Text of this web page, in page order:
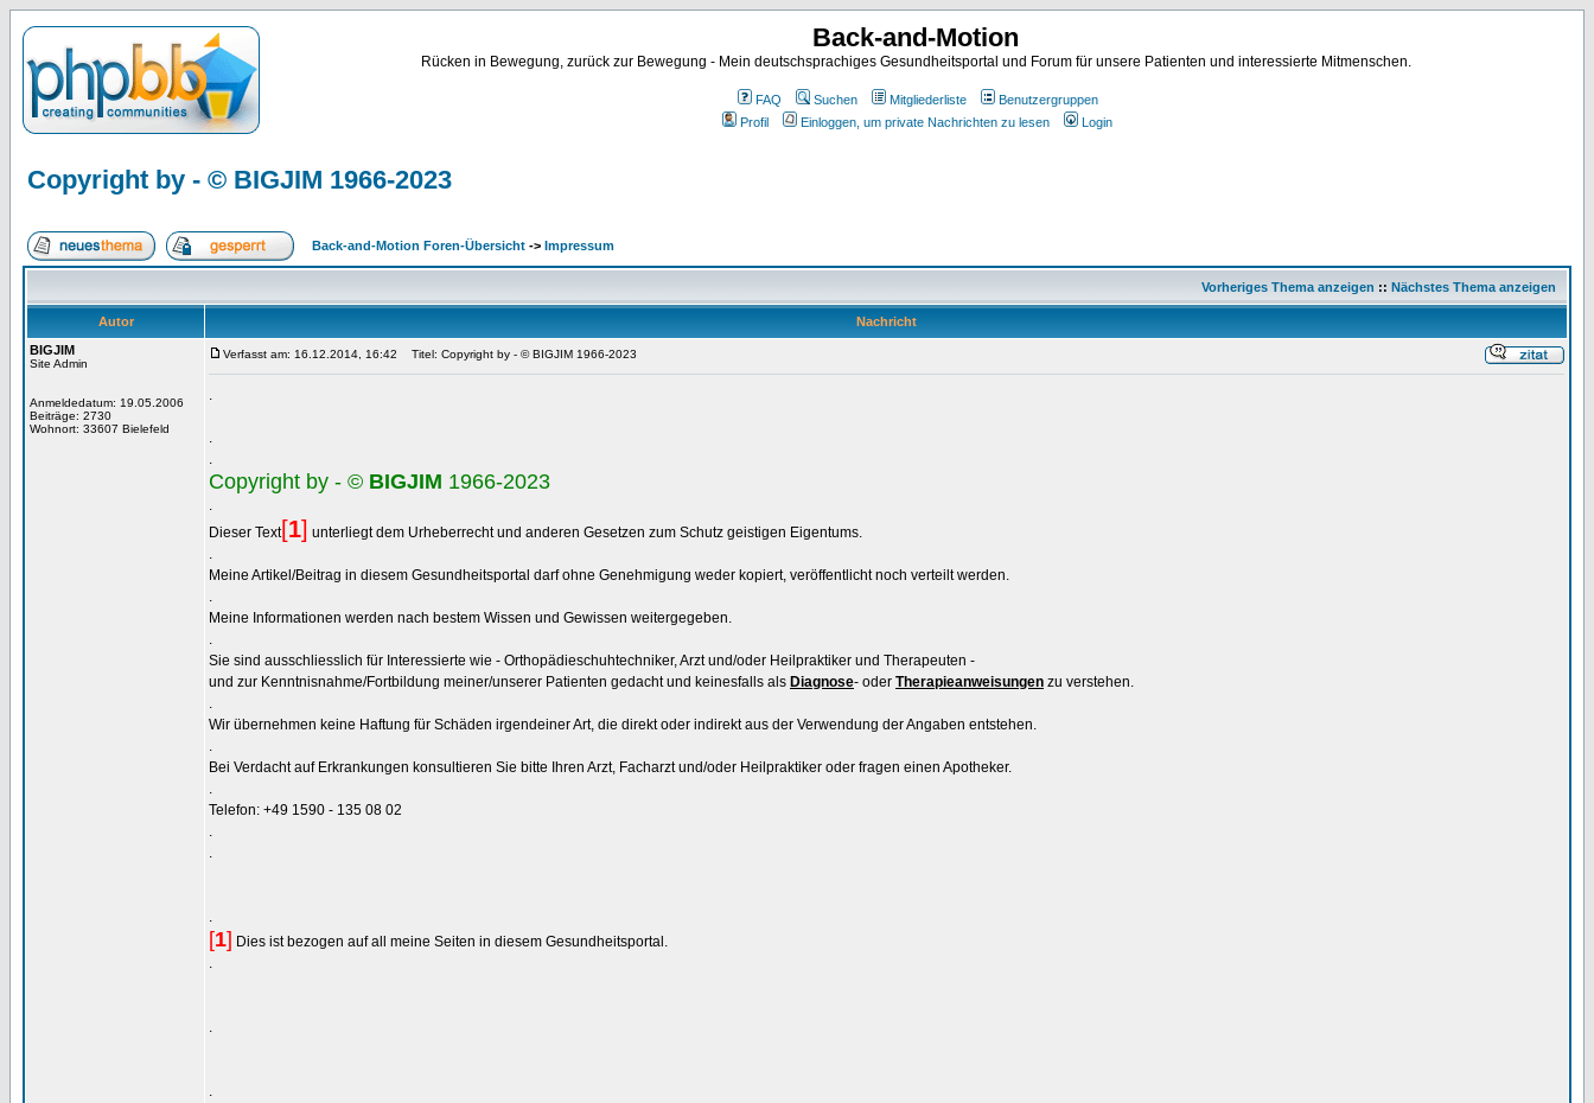
Back-and-Motion
Rücken in Bewegung, zurück zur Bewegung - Mein deutschsprachiges Gesundheitsportal und Forum für unsere Patienten und interessierte Mitmenschen.
FAQ Suchen Mitgliederliste
Benutzergruppen
Profil
Einloggen, um private Nachrichten zu lesen Login
Copyright by - © BIGJIM 1966-2023
Back-and-Motion Foren-Übersicht -> Impressum
Vorheriges Thema anzeigen :: Nächstes Thema anzeigen
Autor
Nachricht
BIGJIM
Site Admin
Anmeldedatum: 19.05.2006
Beiträge: 2730
Wohnort: 33607 Bielefeld
Verfasst am: 16.12.2014, 16:42 Titel: Copyright by - © BIGJIM 1966-2023
.
.
.
Copyright by - © BIGJIM 1966-2023
.
Dieser Text[1] unterliegt dem Urheberrecht und anderen Gesetzen zum Schutz geistigen Eigentums.
.
Meine Artikel/Beitrag in diesem Gesundheitsportal darf ohne Genehmigung weder kopiert, veröffentlicht noch verteilt werden.
.
Meine Informationen werden nach bestem Wissen und Gewissen weitergegeben.
.
Sie sind ausschliesslich für Interessierte wie - Orthopädieschuhtechniker, Arzt und/oder Heilpraktiker und Therapeuten -
und zur Kenntnisnahme/Fortbildung meiner/unserer Patienten gedacht und keinesfalls als Diagnose- oder Therapieanweisungen zu verstehen.
.
Wir übernehmen keine Haftung für Schäden irgendeiner Art, die direkt oder indirekt aus der Verwendung der Angaben entstehen.
.
Bei Verdacht auf Erkrankungen konsultieren Sie bitte Ihren Arzt, Facharzt und/oder Heilpraktiker oder fragen einen Apotheker.
.
Telefon: +49 1590 - 135 08 02
.
.
.
[1] Dies ist bezogen auf all meine Seiten in diesem Gesundheitsportal.
.
.
.